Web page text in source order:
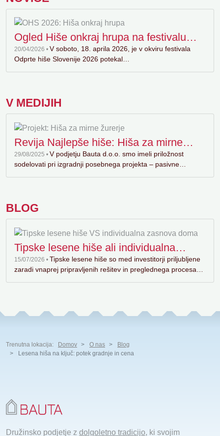
Ogled Hiše onkraj hrupa na festivalu
OHS 2026
20/04/2026 • V soboto, 18. aprila 2026, je v okviru festivala
Odprte hiše Slovenije 2026 potekal…
V MEDIJIH
Revija Najlepše hiše: Hiša za mirne
žurerje
29/08/2025 • V podjetju Bauta d.o.o. smo imeli priložnost
sodelovati pri izgradnji posebnega projekta – pasivne…
BLOG
Tipske lesene hiše ali individualna
zasnova doma?
15/07/2026 • Tipske lesene hiše so med investitorji priljubljene
zaradi vnaprej pripravljenih rešitev in preglednega procesa…
Trenutna lokacija: Domov O nas
Blog
Lesena hiša na ključ: potek gradnje in cena
Družinsko podjetje z dolgoletno tradicijo, ki svojim